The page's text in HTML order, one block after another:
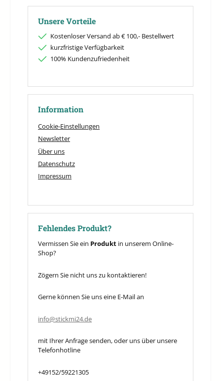
Unsere Vorteile
Kostenloser Versand ab € 100,- Bestellwert
kurzfristige Verfügbarkeit
100% Kundenzufriedenheit
Information
Cookie-Einstellungen
Newsletter
Über uns
Datenschutz
Impressum
Fehlendes Produkt?
Vermissen Sie ein Produkt in unserem Online-
Shop?
Zögern Sie nicht uns zu kontaktieren!
Gerne können Sie uns eine E-Mail an
info@stickmi24.de
mit Ihrer Anfrage senden, oder uns über unsere
Telefonhotline
+49152/59221305